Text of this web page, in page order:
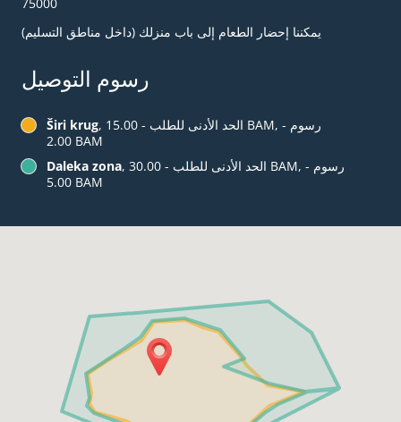
يمكننا إحضار الطعام إلى باب منزلك (داخل مناطق التسليم)
رسوم التوصيل
Širi krug, الحد الأدنى للطلب - ‏15.00 BAM, رسوم -
‏2.00 BAM
Daleka zona, الحد الأدنى للطلب - ‏30.00 BAM, رسوم -
‏5.00 BAM